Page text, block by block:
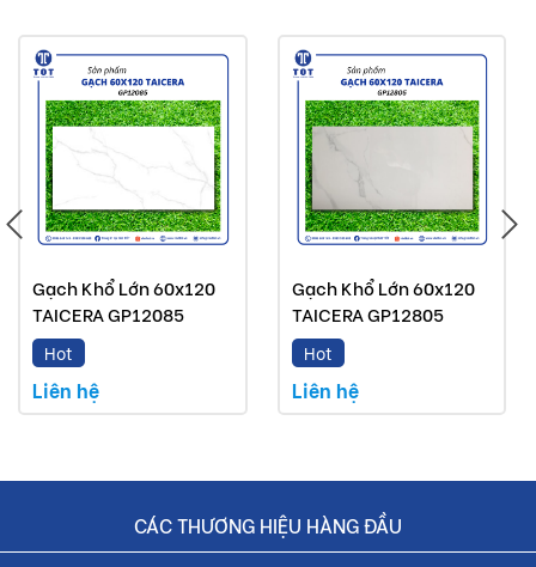
Gạch Khổ Lớn 60x120
TAICERA GP12085
Hot
Liên hệ
Gạch Khổ Lớn 60x120
TAICERA GP12805
Hot
Liên hệ
CÁC THƯƠNG HIỆU HÀNG ĐẦU